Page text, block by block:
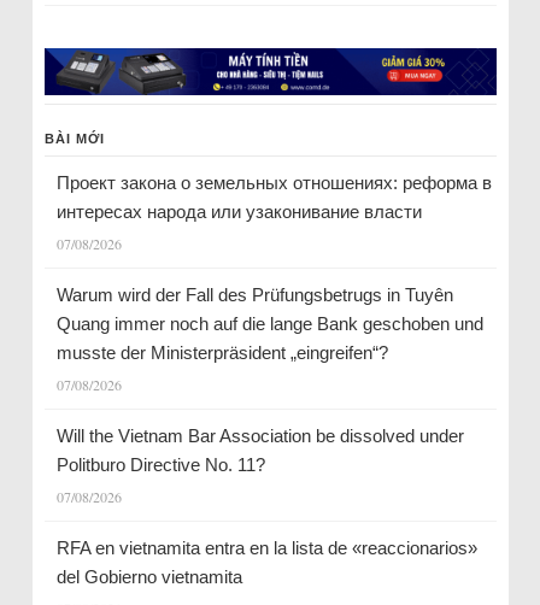
BÀI MỚI
Проект закона о земельных отношениях: реформа в
интересах народа или узаконивание власти
07/08/2026
Warum wird der Fall des Prüfungsbetrugs in Tuyên
Quang immer noch auf die lange Bank geschoben und
musste der Ministerpräsident „eingreifen“?
07/08/2026
Will the Vietnam Bar Association be dissolved under
Politburo Directive No. 11?
07/08/2026
RFA en vietnamita entra en la lista de «reaccionarios»
del Gobierno vietnamita